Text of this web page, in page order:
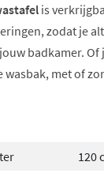
is
zodat je
badkamer. Of
wasbak, met of
voor elke
in glans en mat
120